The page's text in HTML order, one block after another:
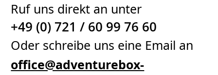
Ruf uns direkt an unter
+49 (0) 721 / 60 99 76 60
Oder schreibe uns eine Email an
office@adventurebox-